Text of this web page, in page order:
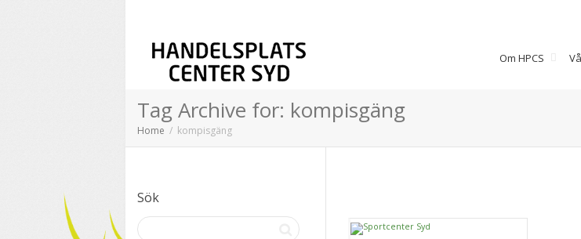
Om HPCS
Tag Archive for: kompisgäng
Home kompisgäng
Sök